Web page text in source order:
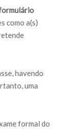
como a(s)
havendo
uma
formal do